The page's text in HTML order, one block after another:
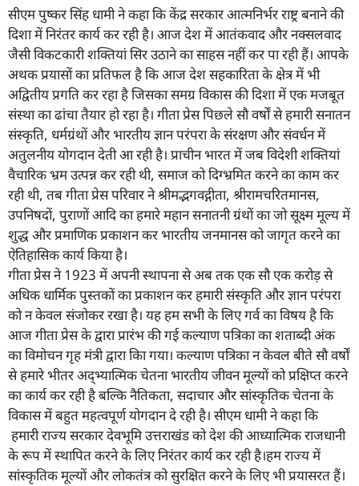
सीएम पुष्कर सिंह धामी ने कहा कि केंद्र सरकार आत्मनिर्भर राष्ट्र बनाने की
दिशा में निरंतर कार्य कर रही है। आज देश में आतंकवाद और नक्सलवाद
जैसी विकटकारी शक्तियां सिर उठाने का साहस नहीं कर पा रही हैं। आपके
अथक प्रयासों का प्रतिफल है कि आज देश सहकारिता के क्षेत्र में भी
अद्वितीय प्रगति कर रहा है जिसका समग्र विकास की दिशा में एक मजबूत
संस्था का ढांचा तैयार हो रहा है। गीता प्रेस पिछले सौ वर्षों से हमारी सनातन
संस्कृति, धर्मग्रंथों और भारतीय ज्ञान परंपरा के संरक्षण और संवर्धन में
अतुलनीय योगदान देती आ रही है। प्राचीन भारत में जब विदेशी शक्तियां
वैचारिक भ्रम उत्पन्न कर रही थी, समाज को दिग्भ्रमित करने का काम कर
रही थी, तब गीता प्रेस परिवार ने श्रीमद्भगवद्गीता, श्रीरामचरितमानस,
उपनिषदों, पुराणों आदि का हमारे महान सनातनी ग्रंथों का जो सूक्ष्म मूल्य में
शुद्ध और प्रमाणिक प्रकाशन कर भारतीय जनमानस को जागृत करने का
ऐतिहासिक कार्य किया है।
गीता प्रेस ने 1923 में अपनी स्थापना से अब तक एक सौ एक करोड़ से
अधिक धार्मिक पुस्तकों का प्रकाशन कर हमारी संस्कृति और ज्ञान परंपरा
को न केवल संजोकर रखा है। यह हम सभी के लिए गर्व का विषय है कि
आज गीता प्रेस के द्वारा प्रारंभ की गई कल्याण पत्रिका का शताब्दी अंक
का विमोचन गृह मंत्री द्वारा किा गया। कल्याण पत्रिका न केवल बीते सौ वर्षों
से हमारे भीतर अद्भ्यात्मिक चेतना भारतीय जीवन मूल्यों को प्रक्षिप्त करने
का कार्य कर रही है बल्कि नैतिकता, सदाचार और सांस्कृतिक चेतना के
विकास में बहुत महत्वपूर्ण योगदान दे रही है। सीएम धामी ने कहा कि
हमारी राज्य सरकार देवभूमि उत्तराखंड को देश की आध्यात्मिक राजधानी
के रूप में स्थापित करने के लिए निरंतर कार्य कर रही है।हम राज्य में
सांस्कृतिक मूल्यों और लोकतंत्र को सुरक्षित करने के लिए भी प्रयासरत हैं।